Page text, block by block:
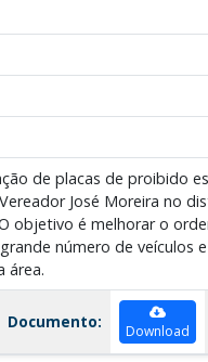
de placas de proibido
José Moreira no
objetivo é melhorar o
número de veículos
área.
Documento: Download